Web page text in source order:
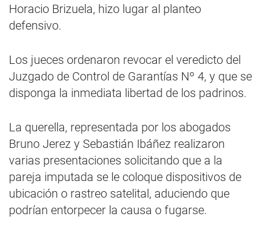
Horacio Brizuela, hizo lugar al planteo
defensivo.
Los jueces ordenaron revocar el veredicto del
Juzgado de Control de Garantías Nº 4, y que se
disponga la inmediata libertad de los padrinos.
La querella, representada por los abogados
Bruno Jerez y Sebastián Ibáñez realizaron
varias presentaciones solicitando que a la
pareja imputada se le coloque dispositivos de
ubicación o rastreo satelital, aduciendo que
podrían entorpecer la causa o fugarse.